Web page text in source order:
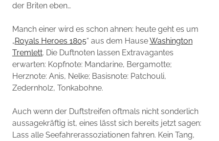
der Briten eben…
Manch einer wird es schon ahnen: heute geht es um
„Royals Heroes 1805“ aus dem HauseWashington
Tremlett. Die Duftnoten lassen Extravagantes
erwarten: Kopfnote: Mandarine, Bergamotte;
Herznote: Anis, Nelke; Basisnote: Patchouli,
Zedernholz, Tonkabohne.
Auch wenn der Duftstreifen oftmals nicht sonderlich
aussagekräftig ist, eines lässt sich bereits jetzt sagen:
Lass alle Seefahrerassoziationen fahren. Kein Tang,